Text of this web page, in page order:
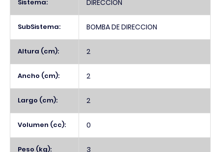
Sistema: DIRECCION
SubSistema: BOMBA DE DIRECCION
Altura (cm): 2
Ancho (cm): 2
Largo (cm): 2
Volumen (cc): 0
Peso (kg): 3